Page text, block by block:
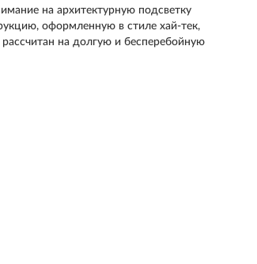
на архитектурную подсветку
оформленную в стиле хай-тек,
рассчитан на долгую и бесперебойную